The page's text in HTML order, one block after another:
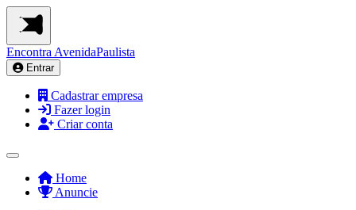
Encontra AvenidaPaulista
Entrar
Cadastrar empresa
Fazer login
Criar conta
Home
Anuncie